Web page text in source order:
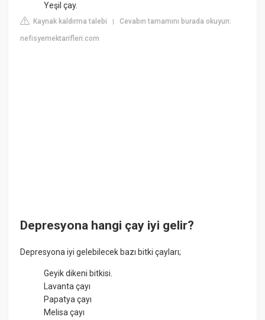
Yeşil çay.
Kaynak kaldırma talebi |Cevabın tamamını burada okuyun:
nefisyemektarifleri.com
Depresyona hangi çay iyi gelir?
Depresyona iyi gelebilecek bazı bitki çayları;
Geyik dikeni bitkisi.
Lavanta çayı
Papatya çayı
Melisa çayı